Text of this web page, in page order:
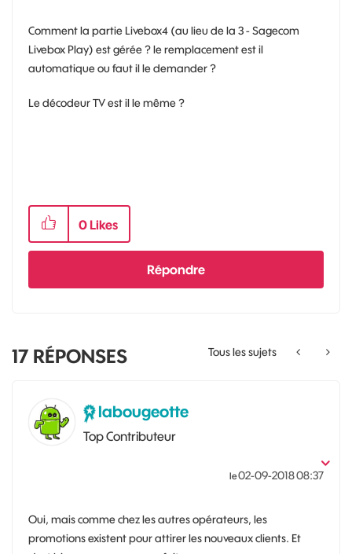
Comment la partie Livebox4 (au lieu de la 3 - Sagecom
Livebox Play) est gérée ? le remplacement est il
automatique ou faut il le demander ?
Le décodeur TV est il le même ?
0 Likes
Répondre
Tous les sujets
17 RÉPONSES
labougeotte
Top Contributeur
le‎02-09-201808:37
Oui, mais comme chez les autres opérateurs, les
promotions existent pour attirer les nouveaux clients. Et